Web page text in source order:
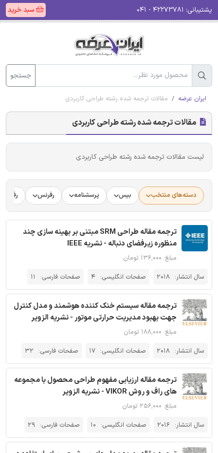
پشتیبانی: سبد خرید
جستجو
ایران عرضه مقالات ترجمه شده رشته طراحی کاربردی
مقالات ترجمه شده رشته طراحی کاربردی
لیست مقالات ترجمه شده رشته طراحی کاربردی
دسته‌های منتخب بیس پرسشنامه رفرنس
ترجمه مقاله طراحی SRM مبتنی بر بهینه سازی چند
منظوره زیرفضای دنباله - نشریه IEEE
مبلغ: ۱۳۶,۰۰۰ تومان
سال انتشار: 2018 صفحات انگلیسی: 4 صفحات فارسی: 11
ترجمه مقاله سیستم خنک کننده هوشمند و مدل کنترل
جهت بهبود مدیریت حرارتی موتور - نشریه الزویر
مبلغ: ۱۸۸,۰۰۰ تومان
سال انتشار: 2018 صفحات انگلیسی: 17 صفحات فارسی: 32
ترجمه مقاله ارزیابی مفهوم طراحی محصول با مجموعه
های راف و روش VIKOR - نشریه الزویر
مبلغ: ۲۵۶,۰۰۰ تومان
سال انتشار: 2016 صفحات انگلیسی: 10 صفحات فارسی: 29